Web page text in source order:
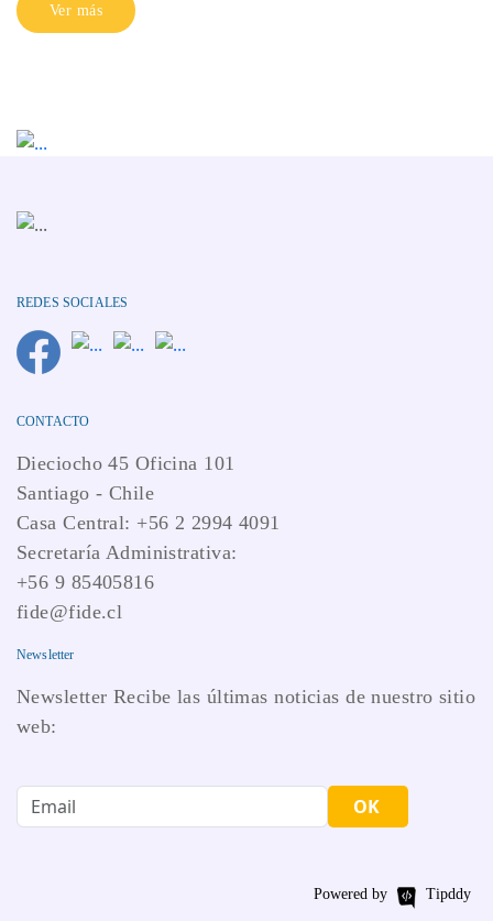
Ver más
REDES SOCIALES
CONTACTO
Dieciocho 45 Oficina 101
Santiago - Chile
Casa Central: +56 2 2994 4091
Secretaría Administrativa:
+56 9 85405816
fide@fide.cl
Newsletter
Newsletter Recibe las últimas noticias de nuestro sitio
web:
OK
Powered by Tipddy